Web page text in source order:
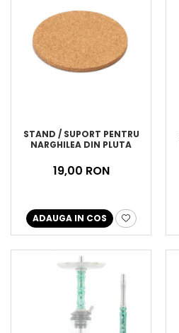
STAND / SUPORT PENTRU
NARGHILEA DIN PLUTA
19,00 RON
ADAUGA IN COS